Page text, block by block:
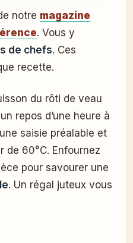
notre magazine
. Vous y
de chefs. Ces
recette.
du rôti de veau
repos d’une heure à
saisie préalable et
60°C. Enfournez
pour savourer une
. Un régal juteux vous